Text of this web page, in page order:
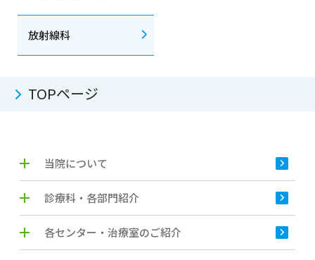
放射線科
TOPページ
当院について
診療科・各部門紹介
各センター・治療室のご紹介